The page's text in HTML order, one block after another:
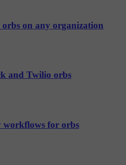
on any organization
and Twilio orbs
workflows for orbs